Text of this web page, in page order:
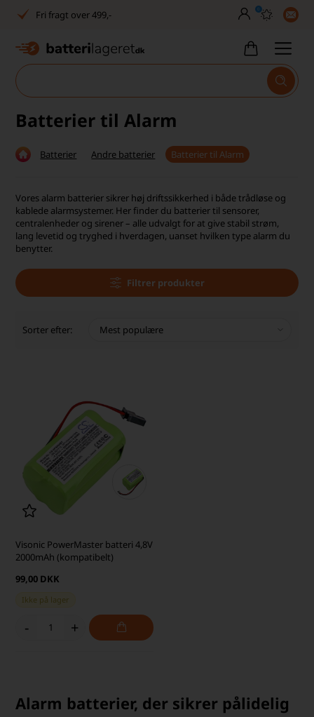
Fri fragt over 499,-
Dansk lager
1040+ glade kunder på Trustpilot
Dag-til-dag levering
Dansk lager
30 dages returret
Tlf. er lukket uge 27-32
0
Batterier til Alarm
Batterier Andre batterier Batterier til Alarm
Vores alarm batterier sikrer høj driftssikkerhed i både trådløse og
kablede alarmsystemer. Her finder du batterier til sensorer,
centralenheder og sirener – alle udvalgt for at give stabil strøm,
lang levetid og tryghed i hverdagen, uanset hvilken type alarm du
benytter.
Filtrer produkter
Sorter efter:
Visonic PowerMaster batteri 4,8V
2000mAh (kompatibelt)
99,00 DKK
Ikke på lager
- +
Alarm batterier, der sikrer pålidelig